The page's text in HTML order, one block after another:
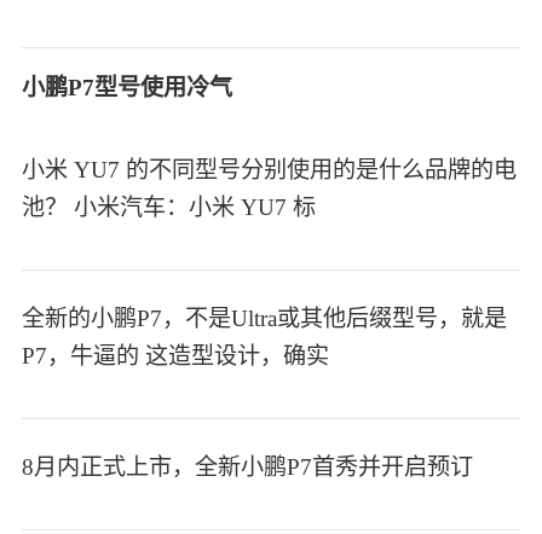
小鹏P7型号使用冷气
小米 YU7 的不同型号分别使用的是什么品牌的电
池？ 小米汽车：小米 YU7 标
全新的小鹏P7，不是Ultra或其他后缀型号，就是
P7，牛逼的 这造型设计，确实
8月内正式上市，全新小鹏P7首秀并开启预订